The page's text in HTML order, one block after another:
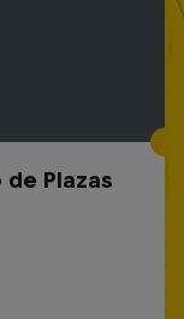
de Plazas